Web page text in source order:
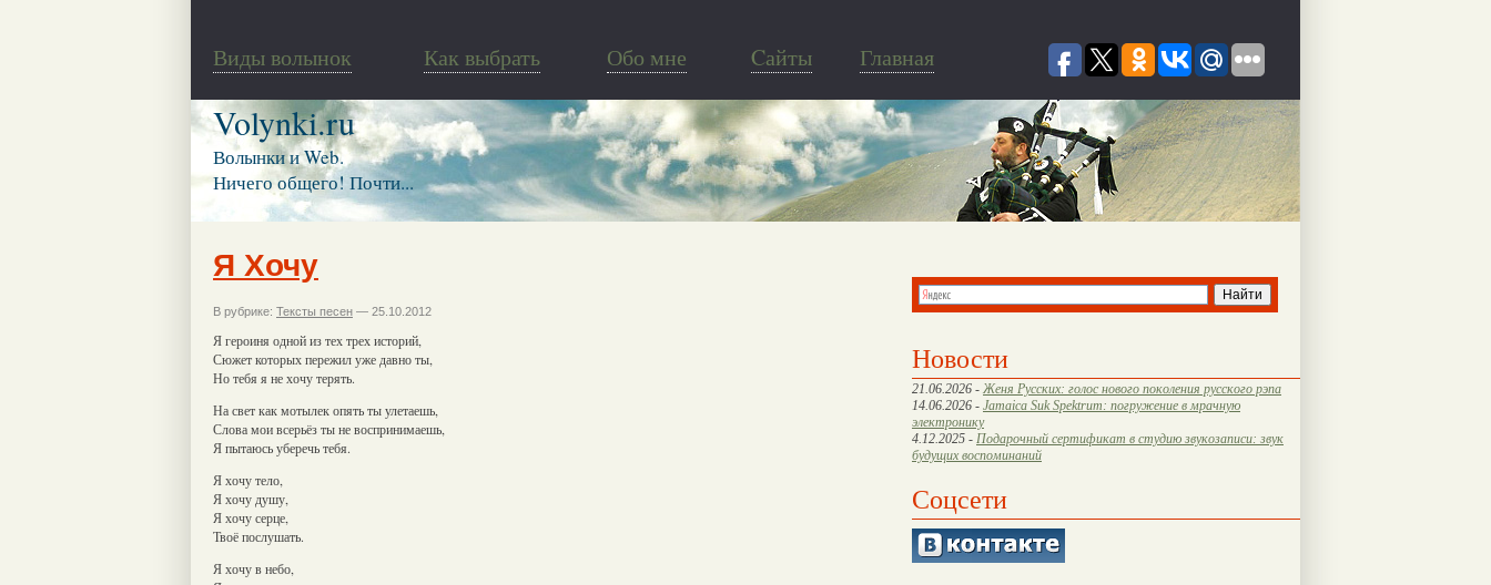
Виды волынок Как выбрать Обо мне Cайты Главная
Volynki.ru
Волынки и Web.
Ничего общего! Почти...
Новости
21.06.2026 - Женя Русских: голос нового поколения русского рэпа
14.06.2026 - Jamaica Suk Spektrum: погружение в мрачную
электронику
4.12.2025 - Подарочный сертификат в студию звукозаписи: звук
будущих воспоминаний
Соцсети
Я Хочу
В рубрике: Тексты песен — 25.10.2012
Я героиня одной из тех трех историй,
Сюжет которых пережил уже давно ты,
Но тебя я не хочу терять.
На свет как мотылек опять ты улетаешь,
Слова мои всерьёз ты не воспринимаешь,
Я пытаюсь уберечь тебя.
Я хочу тело,
Я хочу душу,
Я хочу серце,
Твоё послушать.
Я хочу в небо,